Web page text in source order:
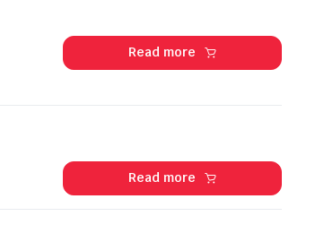
Read more
Read more